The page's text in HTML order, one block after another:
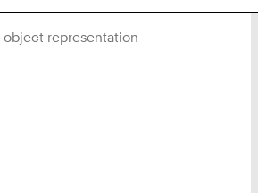
representation